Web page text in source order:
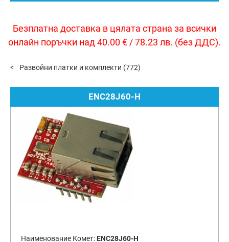
Безплатна доставка в цялата страна за всички
онлайн поръчки над 40.00 € / 78.23 лв. (без ДДС).
Развойни платки и комплекти (772)
ENC28J60-H
Наименование Комет: ENC28J60-H